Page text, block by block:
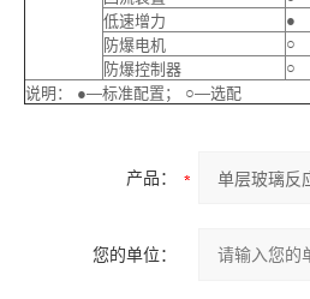
低速增力
●
防爆电机
○
防爆控制器
○
说明： ●—标准配置； ○—选配
产品：
您的单位：